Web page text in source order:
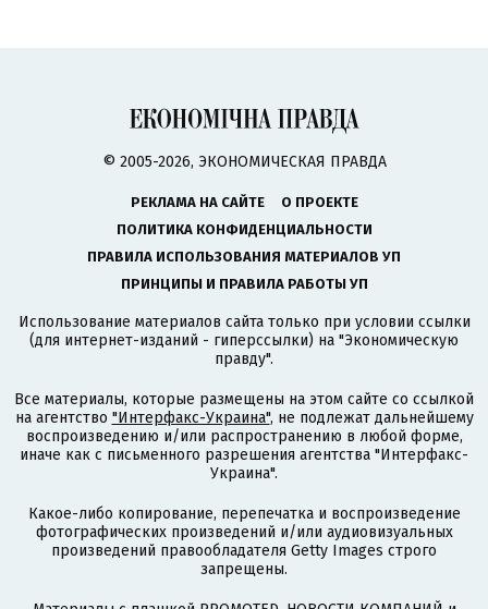
© 2005-2026, ЭКОНОМИЧЕСКАЯ ПРАВДА
РЕКЛАМА НА САЙТЕ
О ПРОЕКТЕ
ПОЛИТИКА КОНФИДЕНЦИАЛЬНОСТИ
ПРАВИЛА ИСПОЛЬЗОВАНИЯ МАТЕРИАЛОВ УП
ПРИНЦИПЫ И ПРАВИЛА РАБОТЫ УП
Использование материалов сайта только при условии ссылки
(для интернет-изданий - гиперссылки) на "Экономическую
правду".
Все материалы, которые размещены на этом сайте со ссылкой
на агентство "Интерфакс-Украина", не подлежат дальнейшему
воспроизведению и/или распространению в любой форме,
иначе как с письменного разрешения агентства "Интерфакс-
Украина".
Какое-либо копирование, перепечатка и воспроизведение
фотографических произведений и/или аудиовизуальных
произведений правообладателя Getty Images строго
запрещены.